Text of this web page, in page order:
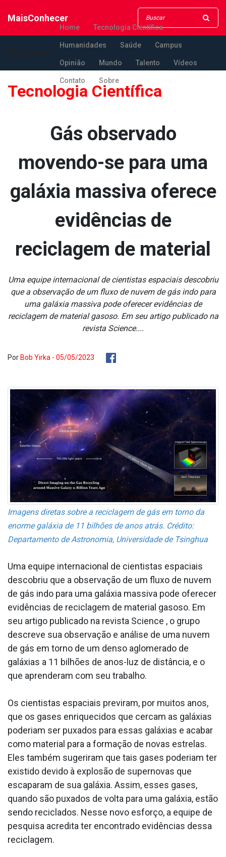
MaisConhecer
Home Tecnologia Científica
Humanidades Saúde Campus
Opinião Mundo Talento Vídeos
Contato Sobre
Tecnologia Científica
Gás observado
movendo-se para uma
galáxia massiva oferece
evidências de
reciclagem de material
Uma equipe internacional de cientistas espaciais descobriu
que a observação de um fluxo de nuvem de gás indo para
uma galáxia massiva pode oferecer evidências de
reciclagem de material gasoso. Em seu artigo publicado na
revista Science....
Por Bob Yirka - 05/05/2023
Imagens diretas sobre a reciclagem de gás em torno da
enorme galáxia de 11 bilhões de anos atrás. Crédito:
Departamento de Astronomia, Universidade de Tsinghua
Uma equipe internacional de cientistas espaciais
descobriu que a observação de um fluxo de nuvem
de gás indo para uma galáxia massiva pode oferecer
evidências de reciclagem de material gasoso. Em
seu artigo publicado na revista Science , o grupo
descreve sua observação e análise de uma nuvem
de gás em torno de um denso aglomerado de
galáxias a 11 bilhões de anos-luz de distância, e o
que aprenderam com seu trabalho.
Os cientistas espaciais previram, por muitos anos,
que os gases enriquecidos que cercam as galáxias
poderiam ser puxados para essas galáxias e acabar
como material para a formação de novas estrelas.
Eles também sugeriram que tais gases poderiam ter
existido devido à explosão de supernovas que
escaparam de sua galáxia. Assim, esses gases,
quando são puxados de volta para uma galáxia, estão
sendo reciclados. Nesse novo esforço, a equipe de
pesquisa acredita ter encontrado evidências dessa
reciclagem.